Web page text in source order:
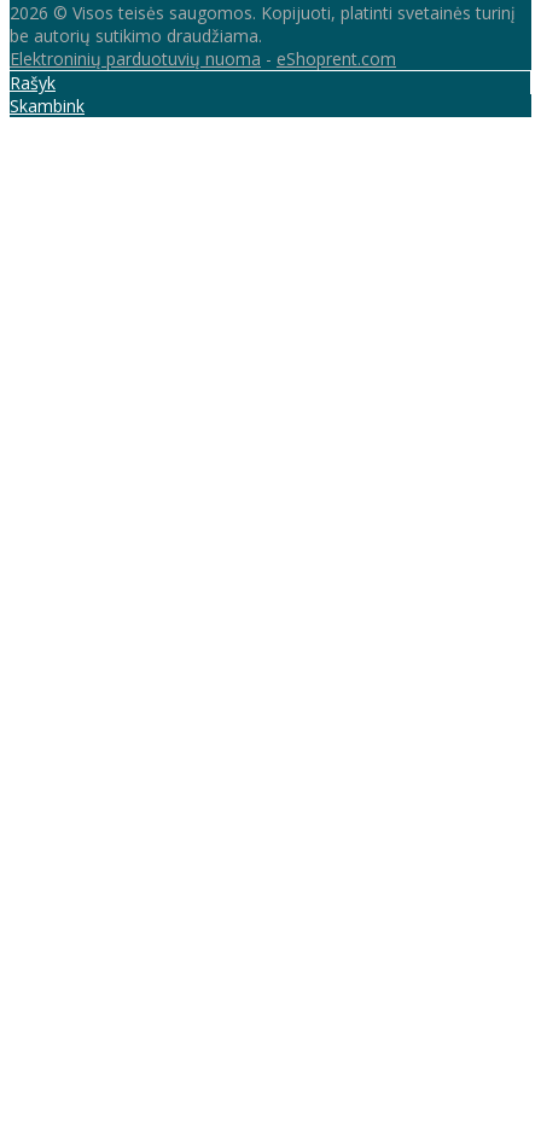
2026 © Visos teisės saugomos. Kopijuoti, platinti svetainės turinį
be autorių sutikimo draudžiama.
Elektroninių parduotuvių nuoma - eShoprent.com
Rašyk
Skambink